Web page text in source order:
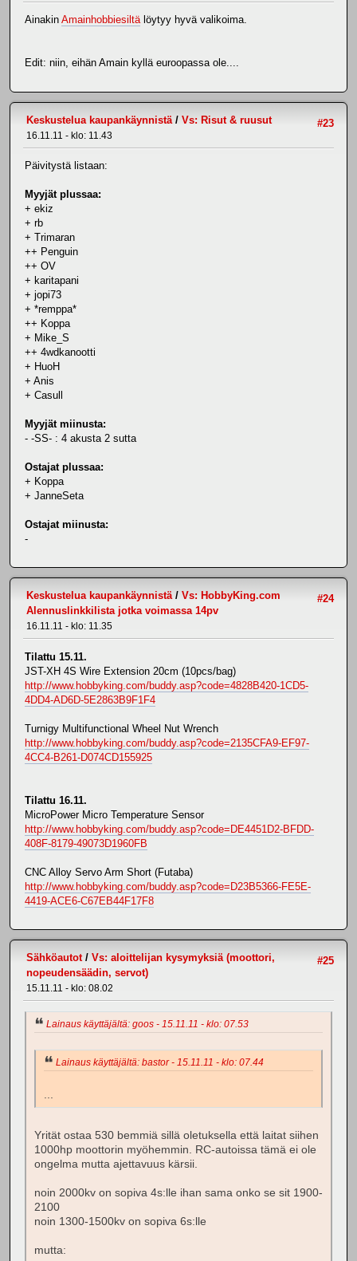
Ainakin Amainhobbiesiltälöytyy hyvä valikoima.
Edit: niin, eihän Amain kyllä euroopassa ole....
#23
Keskustelua kaupankäynnistä / Vs: Risut & ruusut
16.11.11 - klo: 11.43
Päivitystä listaan:
Myyjät plussaa:
+ ekiz
+ rb
+ Trimaran
++ Penguin
++ OV
+ karitapani
+ jopi73
+ *remppa*
++ Koppa
+ Mike_S
++ 4wdkanootti
+ HuoH
+ Anis
+ Casull
Myyjät miinusta:
- -SS- : 4 akusta 2 sutta
Ostajat plussaa:
+ Koppa
+ JanneSeta
Ostajat miinusta:
-
#24
Keskustelua kaupankäynnistä/ Vs: HobbyKing.com
Alennuslinkkilista jotka voimassa 14pv
16.11.11 - klo: 11.35
Tilattu 15.11.
JST-XH 4S Wire Extension 20cm (10pcs/bag)
http://www.hobbyking.com/buddy.asp?code=4828B420-1CD5-
4DD4-AD6D-5E2863B9F1F4
Turnigy Multifunctional Wheel Nut Wrench
http://www.hobbyking.com/buddy.asp?code=2135CFA9-EF97-
4CC4-B261-D074CD155925
Tilattu 16.11.
MicroPower Micro Temperature Sensor
http://www.hobbyking.com/buddy.asp?code=DE4451D2-BFDD-
408F-8179-49073D1960FB
CNC Alloy Servo Arm Short (Futaba)
http://www.hobbyking.com/buddy.asp?code=D23B5366-FE5E-
4419-ACE6-C67EB44F17F8
#25
Sähköautot/ Vs: aloittelijan kysymyksiä (moottori,
nopeudensäädin, servot)
15.11.11 - klo: 08.02
Lainaus käyttäjältä: goos - 15.11.11 - klo: 07.53
Lainaus käyttäjältä: bastor - 15.11.11 - klo: 07.44
Yrität ostaa 530 bemmiä sillä oletuksella että laitat siihen
1000hp moottorin myöhemmin. RC-autoissa tämä ei ole
ongelma mutta ajettavuus kärsii.
noin 2000kv on sopiva 4s:lle ihan sama onko se sit 1900-
2100
noin 1300-1500kv on sopiva 6s:lle
mutta: